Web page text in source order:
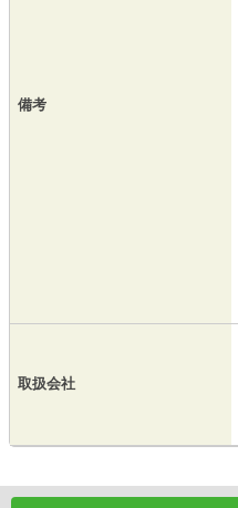
備考
取扱会社